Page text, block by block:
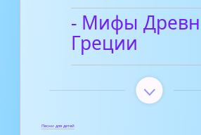
- Мифы
Греции
Песни для детей